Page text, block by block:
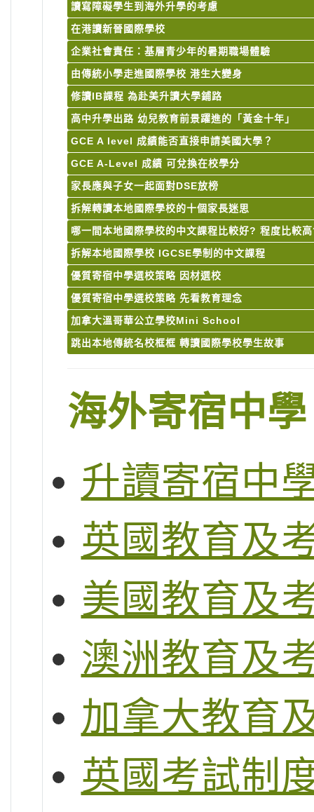
讀寫障礙學生到海外升學的考慮
在港讀新晉國際學校
企業社會責任：基層青少年的暑期職場體驗
由傳統小學走進國際學校 港生大變身
修讀IB課程 為赴美升讀大學鋪路
高中升學出路 幼兒教育前景躍進的「黃金十年」
GCE A level 成績能否直接申請美國大學？
GCE A-Level 成績 可兌換在校學分
家長應與子女一起面對DSE放榜
拆解轉讀本地國際學校的十個家長迷思
哪一間本地國際學校的中文課程比較好? 程度比較
拆解本地國際學校 IGCSE學制的中文課程
優質寄宿中學選校策略 因材選校
優質寄宿中學選校策略 先看教育理念
加拿大溫哥華公立學校Mini School
跳出本地傳統名校框框 轉讀國際學校學生故事
海外寄宿中學
升讀寄宿中
英國教育及
美國教育及
澳洲教育及
加拿大教育
英國考試制